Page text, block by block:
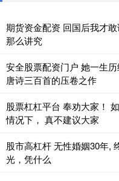
期货资金配资 回国后我才
那么讲究
安全股票配资门户 她一生
唐诗三百首的压卷之作
股票杠杠平台 奉劝大家！
情况下， 真不建议大家
股市高杠杆 无性婚姻30年,
光，凭什么